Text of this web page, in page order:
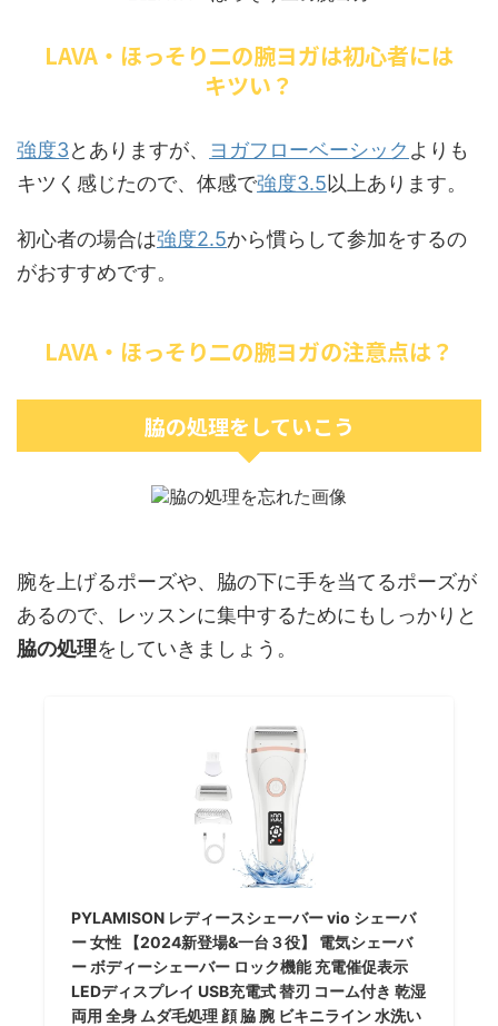
LAVA・ほっそり二の腕ヨガは初心者には
キツい？
強度3とありますが、 ヨガフローベーシック よりも
キツく感じたので、体感で強度3.5以上あります。
初心者の場合は強度2.5から慣らして参加をするの
がおすすめです。
LAVA・ほっそり二の腕ヨガの注意点は？
脇の処理をしていこう
腕を上げるポーズや、脇の下に手を当てるポーズが
あるので、レッスンに集中するためにもしっかりと
脇の処理をしていきましょう。
PYLAMISON レディースシェーバー vio シェーバ
ー 女性 【2024新登場&一台３役】 電気シェーバ
ー ボディーシェーバー ロック機能 充電催促表示
LEDディスプレイ USB充電式 替刃 コーム付き 乾湿
両用 全身 ムダ毛処理 顔 脇 腕 ビキニライン 水洗い